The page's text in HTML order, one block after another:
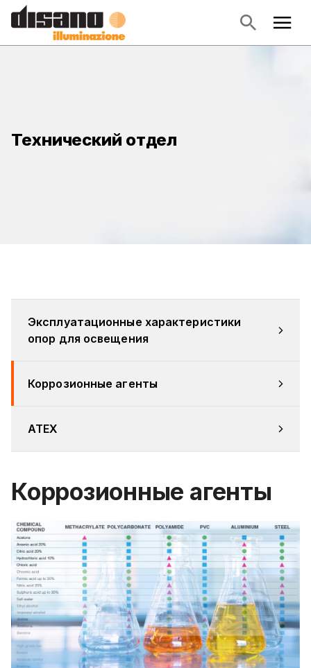
Технический отдел
Эксплуатационные характеристики
опор для освещения
Коррозионные агенты
ATEX
Коррозионные агенты